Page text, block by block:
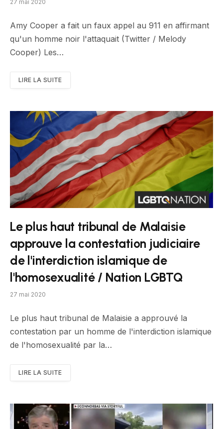
27 mai 2020
Amy Cooper a fait un faux appel au 911 en affirmant
qu'un homme noir l'attaquait (Twitter / Melody
Cooper) Les…
LIRE LA SUITE
Le plus haut tribunal de Malaisie
approuve la contestation judiciaire
de l'interdiction islamique de
l'homosexualité / Nation LGBTQ
27 mai 2020
Le plus haut tribunal de Malaisie a approuvé la
contestation par un homme de l'interdiction islamique
de l'homosexualité par la…
LIRE LA SUITE